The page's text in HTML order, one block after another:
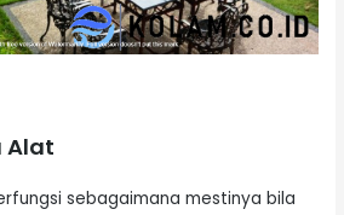
Alat
sebagaimana mestinya bila